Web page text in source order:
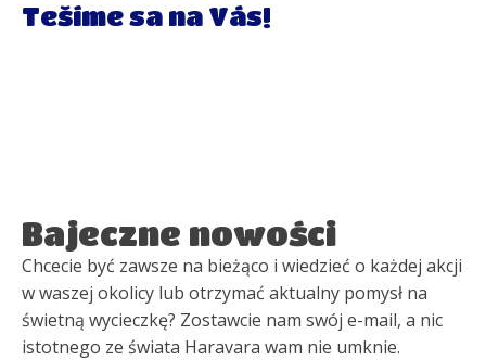
Tešíme sa na Vás!
Bajeczne nowości
Chcecie być zawsze na bieżąco i wiedzieć o każdej akcji
w waszej okolicy lub otrzymać aktualny pomysł na
świetną wycieczkę? Zostawcie nam swój e-mail, a nic
istotnego ze świata Haravara wam nie umknie.